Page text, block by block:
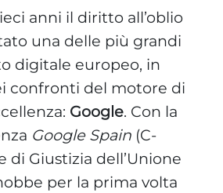
anni il diritto all’oblio
una delle più grandi
digitale europeo, in
confronti del motore di
Google. Con la
Google Spain (C-
di Giustizia dell’Unione
per la prima volta